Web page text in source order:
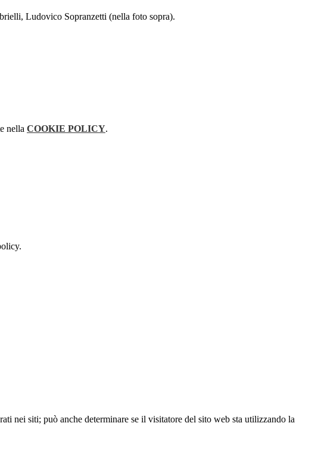
Ludovico Sopranzetti (nella foto sopra).
nella COOKIE POLICY.
nei siti; può anche determinare se il visitatore del sito web sta utilizzando la